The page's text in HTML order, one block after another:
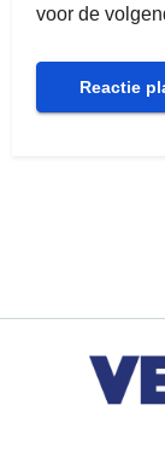
voor de